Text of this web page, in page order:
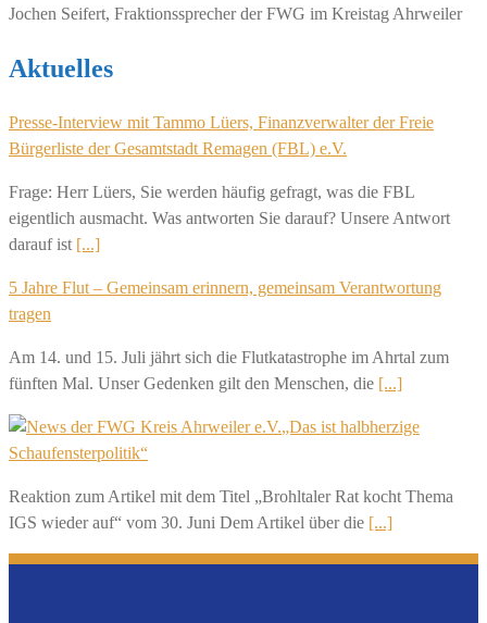
Jochen Seifert, Fraktionssprecher der FWG im Kreistag Ahrweiler
Aktuelles
Presse-Interview mit Tammo Lüers, Finanzverwalter der Freie
Bürgerliste der Gesamtstadt Remagen (FBL) e.V.
Frage: Herr Lüers, Sie werden häufig gefragt, was die FBL
eigentlich ausmacht. Was antworten Sie darauf? Unsere Antwort
darauf ist [...]
5 Jahre Flut – Gemeinsam erinnern, gemeinsam Verantwortung
tragen
Am 14. und 15. Juli jährt sich die Flutkatastrophe im Ahrtal zum
fünften Mal. Unser Gedenken gilt den Menschen, die [...]
„Das ist halbherzige
Schaufensterpolitik“
Reaktion zum Artikel mit dem Titel „Brohltaler Rat kocht Thema
IGS wieder auf“ vom 30. Juni Dem Artikel über die [...]